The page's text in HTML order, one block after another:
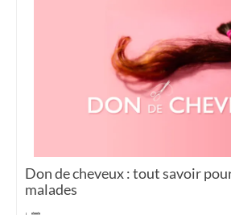
Don de cheveux : tout savoir
malades